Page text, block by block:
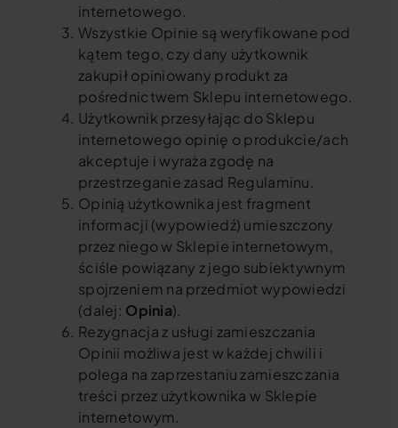
internetowego.
Wszystkie Opinie są weryfikowane pod
kątem tego, czy dany użytkownik
zakupił opiniowany produkt za
pośrednictwem Sklepu internetowego.
Użytkownik przesyłając do Sklepu
internetowego opinię o produkcie/ach
akceptuje i wyraża zgodę na
przestrzeganie zasad Regulaminu.
Opinią użytkownika jest fragment
informacji (wypowiedź) umieszczony
przez niego w Sklepie internetowym,
ściśle powiązany z jego subiektywnym
spojrzeniem na przedmiot wypowiedzi
(dalej: Opinia).
Rezygnacja z usługi zamieszczania
Opinii możliwa jest w każdej chwili i
polega na zaprzestaniu zamieszczania
treści przez użytkownika w Sklepie
internetowym.